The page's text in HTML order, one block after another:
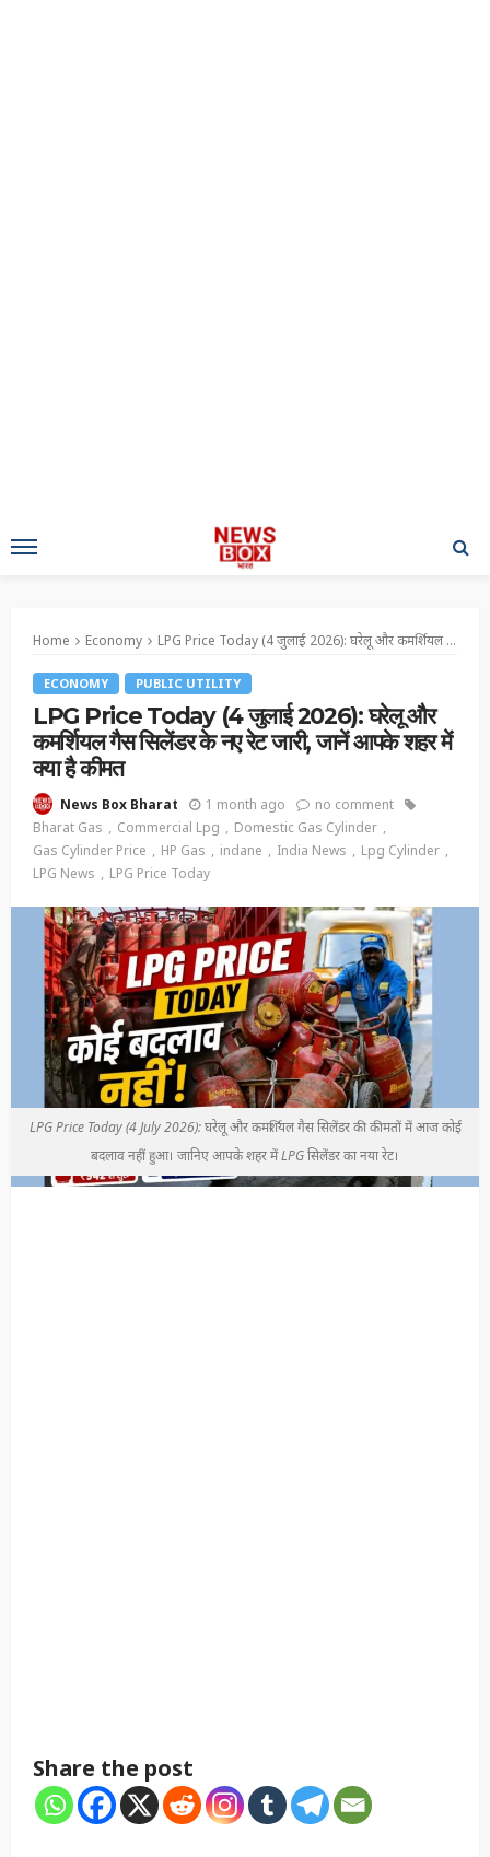
Home Economy LPG Price Today (4 जुलाई 2026): घरेलू और कमर्शियल गैस सिलेंडर के नए रेट जारी, जानें आपके शहर में क्या है कीमत
ECONOMY PUBLIC UTILITY
LPG Price Today (4 जुलाई 2026): घरेलू और
कमर्शियल गैस सिलेंडर के नए रेट जारी, जानें आपके शहर में
क्या है कीमत
News Box Bharat 1 month ago
no comment
Bharat Gas
Commercial Lpg
Domestic Gas Cylinder
Gas Cylinder Price
HP Gas indane India News
Lpg Cylinder
LPG News
LPG Price Today
LPG Price Today (4 July 2026): घरेलू और कमर्शियल गैस सिलेंडर की कीमतों में आज कोई
बदलाव नहीं हुआ। जानिए आपके शहर में LPG सिलेंडर का नया रेट।
Share the post